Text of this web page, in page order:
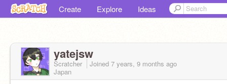
Create Explore Ideas
yatejsw
Scratcher Joined 7 years, 9 months ago
Japan